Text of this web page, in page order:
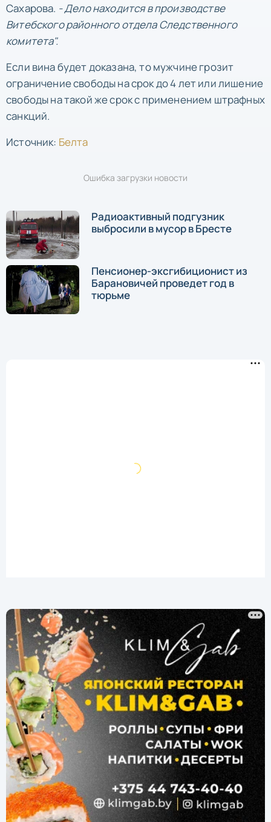
Сахарова. - Дело находится в производстве
Витебского районного отдела Следственного
комитета".
Если вина будет доказана, то мужчине грозит
ограничение свободы на срок до 4 лет или лишение
свободы на такой же срок с применением штрафных
санкций.
Источник: Белта
Ошибка загрузки новости
Радиоактивный подгузник
выбросили в мусор в Бресте
Пенсионер-эксгибиционист из
Барановичей проведет год в
тюрьме